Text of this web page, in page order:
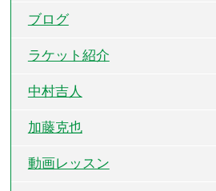
ブログ
ラケット紹介
中村吉人
加藤克也
動画レッスン